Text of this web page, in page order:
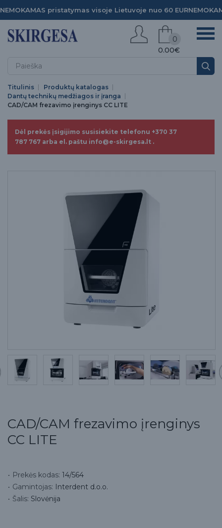
NEMOKAMAS pristatymas visoje Lietuvoje nuo 60 EUR
0.00€
0
Titulinis
Produktų katalogas
Dantų technikų medžiagos ir įranga
CAD/CAM frezavimo įrenginys CC LITE
Dėl prekės įsigijimo susisiekite telefonu +370 37
787 767 arba el. paštu info@e-skirgesa.lt .
CAD/CAM frezavimo įrenginys
CC LITE
Prekės kodas: 14/564
Gamintojas: Interdent d.o.o.
Šalis: Slovėnija